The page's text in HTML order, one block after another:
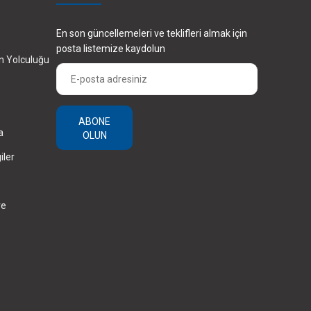
Yolculuğu
En son güncellemeleri ve teklifleri almak için
posta listemize kaydolun
ABONE
OLUN